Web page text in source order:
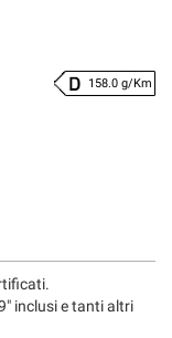
158.0 g/Km
inclusi e tanti altri